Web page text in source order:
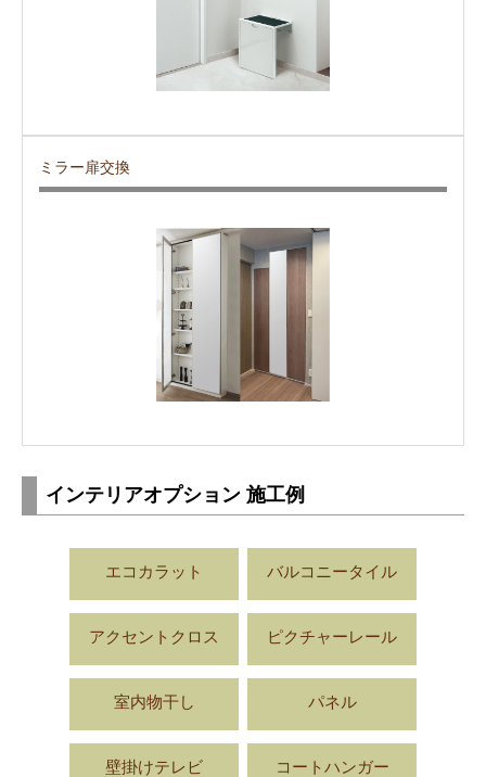
ミラー扉交換
インテリアオプション 施工例
エコカラット バルコニータイル
アクセントクロス ピクチャーレール
室内物干し パネル
壁掛けテレビ コートハンガー